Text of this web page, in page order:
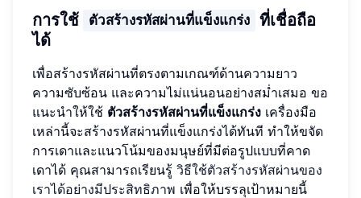
การใช้ ตัวสร้างรหัสผ่านที่แข็งแกร่ง
ที่เชื่อถือ
ได้
เพื่อสร้างรหัสผ่านที่ตรงตามเกณฑ์ด้านความยาว
ความซับซ้อน และความไม่แน่นอนอย่างสม่ำเสมอ ขอ
แนะนำให้ใช้ ตัวสร้างรหัสผ่านที่แข็งแกร่ง เครื่องมือ
เหล่านี้จะสร้างรหัสผ่านที่แข็งแกร่งได้ทันที ทำให้ขจัด
การเดาและแนวโน้มของมนุษย์ที่มีต่อรูปแบบที่คาด
เดาได้ คุณสามารถเรียนรู้ วิธีใช้ตัวสร้างรหัสผ่านของ
เราได้อย่างมีประสิทธิภาพ เพื่อให้บรรลุเป้าหมายนี้